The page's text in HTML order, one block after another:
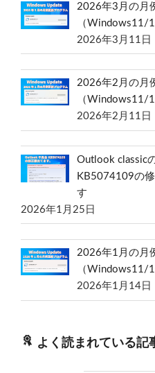
2026年3月の月
（Windows11/
2026年3月11日
2026年2月の月
（Windows11/
2026年2月11日
Outlook classic
KB5074109の
す
2026年1月25日
2026年1月の月
（Windows11/
2026年1月14日
よく読まれている記